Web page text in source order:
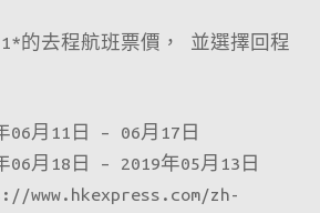
的去程航班票價， 並選擇回程
06月11日 – 06月17日
06月18日 – 2019年05月13日
www.hkexpress.com/zh-